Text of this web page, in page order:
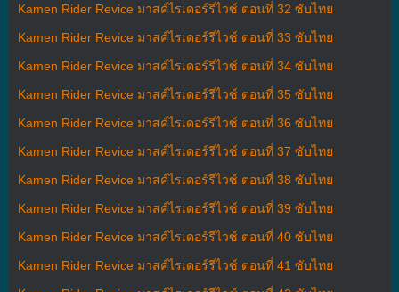
Kamen Rider Revice มาสค์ไรเดอร์รีไวซ์ ตอนที่ 32 ซับไทย
Kamen Rider Revice มาสค์ไรเดอร์รีไวซ์ ตอนที่ 33 ซับไทย
Kamen Rider Revice มาสค์ไรเดอร์รีไวซ์ ตอนที่ 34 ซับไทย
Kamen Rider Revice มาสค์ไรเดอร์รีไวซ์ ตอนที่ 35 ซับไทย
Kamen Rider Revice มาสค์ไรเดอร์รีไวซ์ ตอนที่ 36 ซับไทย
Kamen Rider Revice มาสค์ไรเดอร์รีไวซ์ ตอนที่ 37 ซับไทย
Kamen Rider Revice มาสค์ไรเดอร์รีไวซ์ ตอนที่ 38 ซับไทย
Kamen Rider Revice มาสค์ไรเดอร์รีไวซ์ ตอนที่ 39 ซับไทย
Kamen Rider Revice มาสค์ไรเดอร์รีไวซ์ ตอนที่ 40 ซับไทย
Kamen Rider Revice มาสค์ไรเดอร์รีไวซ์ ตอนที่ 41 ซับไทย